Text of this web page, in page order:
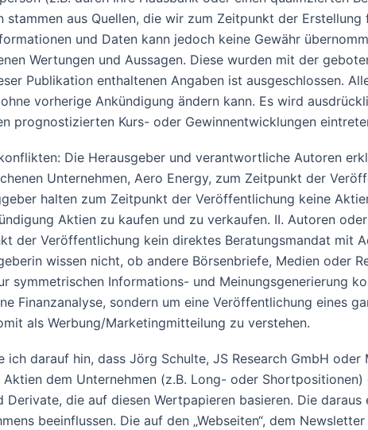
stammen aus Quellen, die wir zum Zeitpunkt der
und Daten kann jedoch keine Gewähr
Wertungen und Aussagen. Diese wurden mit der
Publikation enthaltenen Angaben ist ausgeschlossen.
vorherige Ankündigung ändern kann. Es wird
prognostizierten Kurs- oder Gewinnentwicklungen
Die Herausgeber und verantwortliche Autoren
Unternehmen, Aero Energy, zum Zeitpunkt der
halten zum Zeitpunkt der Veröffentlichung keine
Aktien zu kaufen und zu verkaufen. II. Autoren
der Veröffentlichung kein direktes Beratungsmandat mit
wissen nicht, ob andere Börsenbriefe, Medien oder
symmetrischen Informations- und Meinungsgenerierung
Finanzanalyse, sondern um eine Veröffentlichung eines
als Werbung/Marketingmitteilung zu verstehen.
ich darauf hin, dass Jörg Schulte, JS Research GmbH
dem Unternehmen (z.B. Long- oder
Derivate, die auf diesen Wertpapieren basieren. Die
beeinflussen. Die auf den „Webseiten“, dem